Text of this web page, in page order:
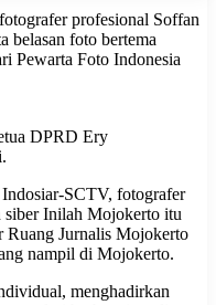
profesional Soffan
belasan foto bertema
Pewarta Foto Indonesia
DPRD Ery
SCTV, fotografer
siber Inilah Mojokerto itu
Ruang Jurnalis Mojokerto
nampil di Mojokerto.
menghadirkan